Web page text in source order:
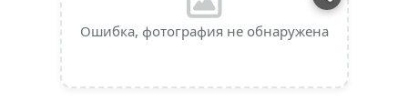
Ошибка, фотография не обнаружена